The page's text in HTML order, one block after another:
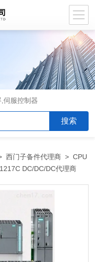
伺服控制器
西门子备件代理商 > CPU
1217C DC/DC/DC模块西门子CPU 1217C DC/DC/DC代理商